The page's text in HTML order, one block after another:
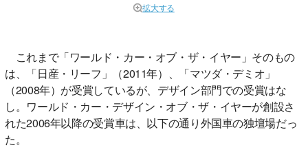
拡大する
これまで「ワールド・カー・オブ・ザ・イヤー」そのもの
は、「日産・リーフ」（2011年）、「マツダ・デミオ」
（2008年）が受賞しているが、デザイン部門での受賞はな
し。ワールド・カー・デザイン・オブ・ザ・イヤーが創設さ
れた2006年以降の受賞車は、以下の通り外国車の独壇場だっ
た。